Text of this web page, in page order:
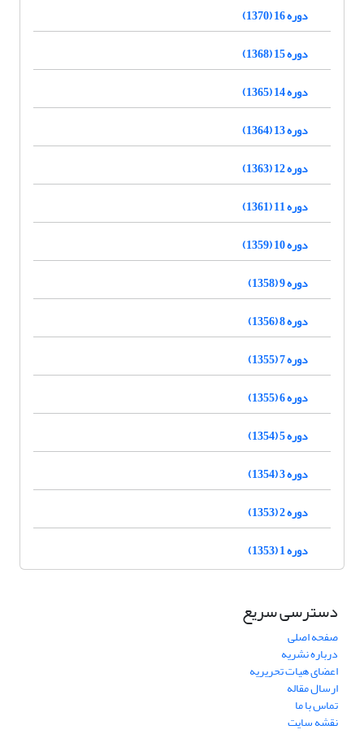
دوره 16 (1370)
دوره 15 (1368)
دوره 14 (1365)
دوره 13 (1364)
دوره 12 (1363)
دوره 11 (1361)
دوره 10 (1359)
دوره 9 (1358)
دوره 8 (1356)
دوره 7 (1355)
دوره 6 (1355)
دوره 5 (1354)
دوره 3 (1354)
دوره 2 (1353)
دوره 1 (1353)
دسترسی سریع
صفحه اصلی
درباره نشریه
اعضای هیات تحریریه
ارسال مقاله
تماس با ما
نقشه سایت